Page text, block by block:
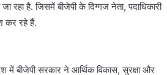
रहा है. जिसमें बीजेपी के दिग्गज नेता, पदाधिकारी
कर रहे हैं.
में बीजेपी सरकार ने आर्थिक विकास, सुरक्षा और